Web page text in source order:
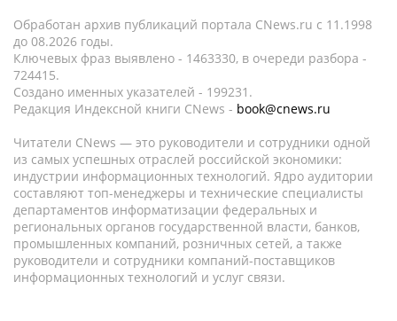
Обработан архив публикаций портала CNews.ru c 11.1998
до 08.2026 годы.
Ключевых фраз выявлено - 1463330, в очереди разбора -
724415.
Создано именных указателей - 199231.
Редакция Индексной книги CNews - book@cnews.ru
Читатели CNews — это руководители и сотрудники одной
из самых успешных отраслей российской экономики:
индустрии информационных технологий. Ядро аудитории
составляют топ-менеджеры и технические специалисты
департаментов информатизации федеральных и
региональных органов государственной власти, банков,
промышленных компаний, розничных сетей, а также
руководители и сотрудники компаний-поставщиков
информационных технологий и услуг связи.